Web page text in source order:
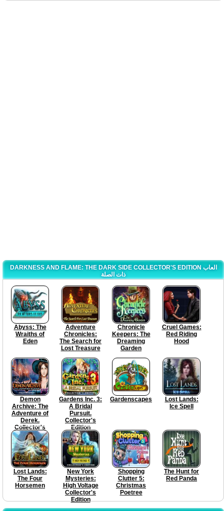
DARKNESS AND FLAME: THE DARK SIDE COLLECTOR'S EDITION العاب
ذات الصلة
Abyss: The
Wraiths of
Eden
Adventure
Chronicles:
The Search for
Lost Treasure
Chronicle
Keepers: The
Dreaming
Garden
Cruel Games:
Red Riding
Hood
Demon
Archive: The
Adventure of
Derek.
Collector's
Edition
Gardens Inc. 3:
A Bridal
Pursuit.
Collector's
Edition
Gardenscapes
Lost Lands:
Ice Spell
Lost Lands:
The Four
Horsemen
New York
Mysteries:
High Voltage
Collector's
Edition
Shopping
Clutter 5:
Christmas
Poetree
The Hunt for
Red Panda